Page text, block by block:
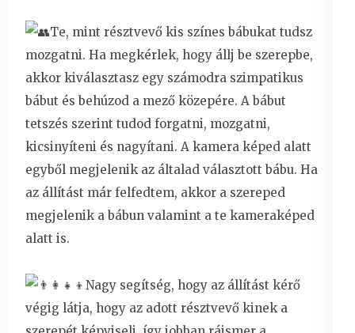
Te, mint résztvevő kis színes bábukat tudsz
mozgatni. Ha megkérlek, hogy állj be szerepbe,
akkor kiválasztasz egy számodra szimpatikus
bábut és behúzod a mező közepére. A bábut
tetszés szerint tudod forgatni, mozgatni,
kicsinyíteni és nagyítani. A kamera képed alatt
egyből megjelenik az általad választott bábu. Ha
az állítást már felfedtem, akkor a szereped
megjelenik a bábun valamint a te kameraképed
alatt is.
Nagy segítség, hogy az állítást kérő
végig látja, hogy az adott résztvevő kinek a